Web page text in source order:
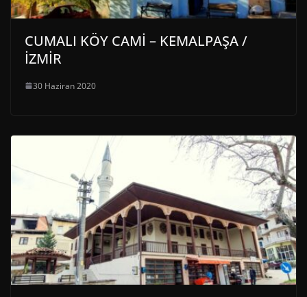
CUMALI KÖY CAMİ – KEMALPAŞA /
İZMİR
30 Haziran 2020